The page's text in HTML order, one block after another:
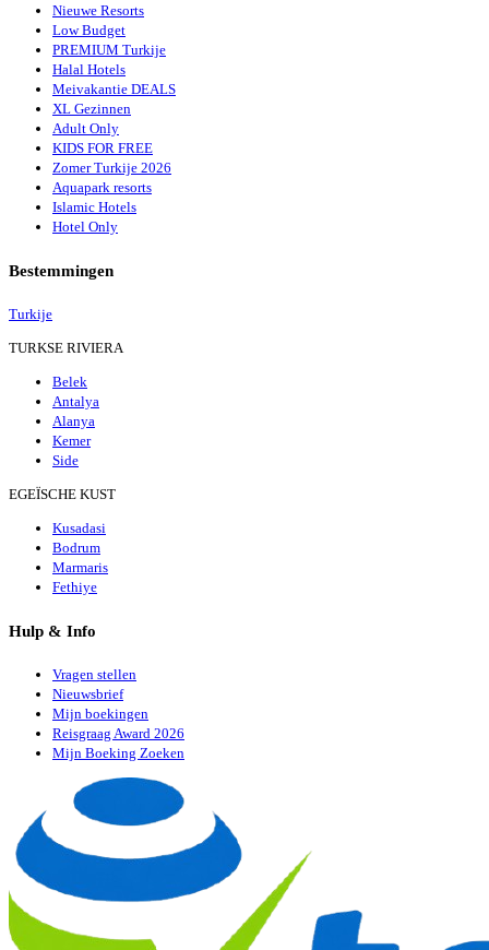
Nieuwe Resorts
Low Budget
PREMIUM Turkije
Halal Hotels
Meivakantie DEALS
XL Gezinnen
Adult Only
KIDS FOR FREE
Zomer Turkije 2026
Aquapark resorts
Islamic Hotels
Hotel Only
Bestemmingen
Turkije
TURKSE RIVIERA
Belek
Antalya
Alanya
Kemer
Side
EGEÏSCHE KUST
Kusadasi
Bodrum
Marmaris
Fethiye
Hulp & Info
Vragen stellen
Nieuwsbrief
Mijn boekingen
Reisgraag Award 2026
Mijn Boeking Zoeken